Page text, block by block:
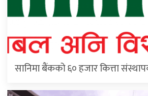
सानिमा बैंकको ६० हजार कित्ता